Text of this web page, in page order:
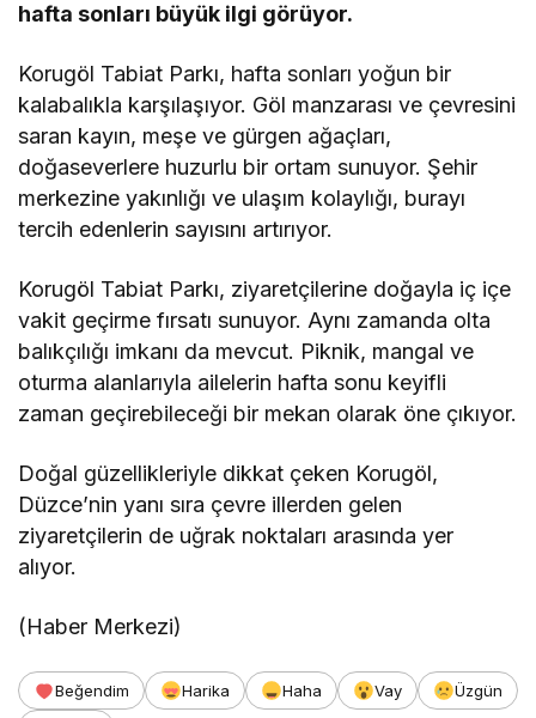
hafta sonları büyük ilgi görüyor.
Korugöl Tabiat Parkı, hafta sonları yoğun bir
kalabalıkla karşılaşıyor. Göl manzarası ve çevresini
saran kayın, meşe ve gürgen ağaçları,
doğaseverlere huzurlu bir ortam sunuyor. Şehir
merkezine yakınlığı ve ulaşım kolaylığı, burayı
tercih edenlerin sayısını artırıyor.
Korugöl Tabiat Parkı, ziyaretçilerine doğayla iç içe
vakit geçirme fırsatı sunuyor. Aynı zamanda olta
balıkçılığı imkanı da mevcut. Piknik, mangal ve
oturma alanlarıyla ailelerin hafta sonu keyifli
zaman geçirebileceği bir mekan olarak öne çıkıyor.
Doğal güzellikleriyle dikkat çeken Korugöl,
Düzce’nin yanı sıra çevre illerden gelen
ziyaretçilerin de uğrak noktaları arasında yer
alıyor.
(Haber Merkezi)
Beğendim Harika Haha Vay
Üzgün